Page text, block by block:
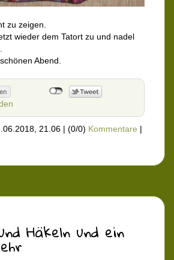
zu zeigen.
wieder dem Tatort zu und nadel
Abend.
21.06 | (0/0) Kommentare |
Häkeln und ein